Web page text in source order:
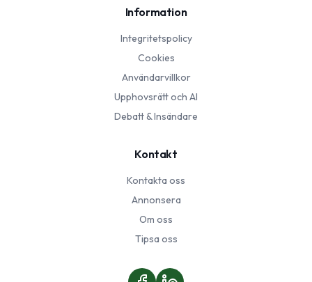
Information
Integritetspolicy
Cookies
Användarvillkor
Upphovsrätt och AI
Debatt & Insändare
Kontakt
Kontakta oss
Annonsera
Om oss
Tipsa oss